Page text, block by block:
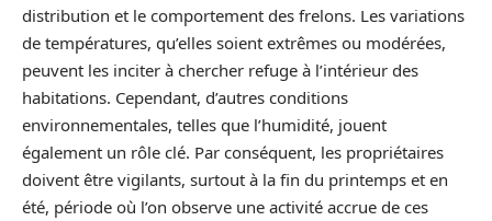
distribution et le comportement des frelons. Les variations
de températures, qu’elles soient extrêmes ou modérées,
peuvent les inciter à chercher refuge à l’intérieur des
habitations. Cependant, d’autres conditions
environnementales, telles que l’humidité, jouent
également un rôle clé. Par conséquent, les propriétaires
doivent être vigilants, surtout à la fin du printemps et en
été, période où l’on observe une activité accrue de ces